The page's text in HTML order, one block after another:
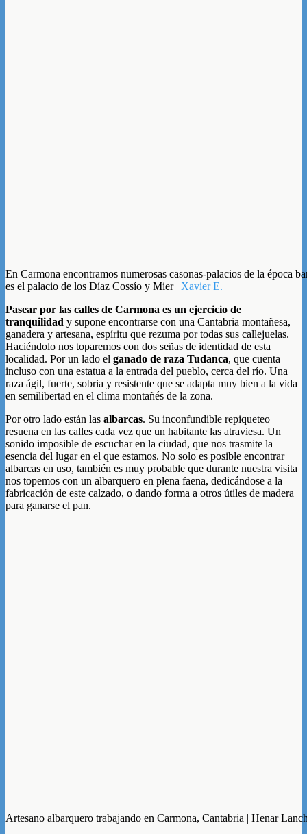
En Carmona encontramos numerosas casonas-palacios de la época
es el palacio de los Díaz Cossío y Mier | Xavier E.
Pasear por las calles de Carmona es un ejercicio de
tranquilidad y supone encontrarse con una Cantabria montañesa,
ganadera y artesana, espíritu que rezuma por todas sus callejuelas.
Haciéndolo nos toparemos con dos señas de identidad de esta
localidad. Por un lado el ganado de raza Tudanca, que cuenta
incluso con una estatua a la entrada del pueblo, cerca del río. Una
raza ágil, fuerte, sobria y resistente que se adapta muy bien a la vida
en semilibertad en el clima montañés de la zona.
Por otro lado están las albarcas. Su inconfundible repiqueteo
resuena en las calles cada vez que un habitante las atraviesa. Un
sonido imposible de escuchar en la ciudad, que nos trasmite la
esencia del lugar en el que estamos. No solo es posible encontrar
albarcas en uso, también es muy probable que durante nuestra visita
nos topemos con un albarquero en plena faena, dedicándose a la
fabricación de este calzado, o dando forma a otros útiles de madera
para ganarse el pan.
Artesano albarquero trabajando en Carmona, Cantabria | Henar